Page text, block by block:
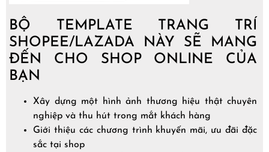
BỘ TEMPLATE TRANG TRÍ
SHOPEE/LAZADA NÀY SẼ MANG
ĐẾN CHO SHOP ONLINE CỦA
BẠN
Xây dựng một hình ảnh thương hiệu thật chuyên
nghiệp và thu hút trong mắt khách hàng
Giới thiệu các chương trình khuyến mãi, ưu đãi đặc
sắc tại shop